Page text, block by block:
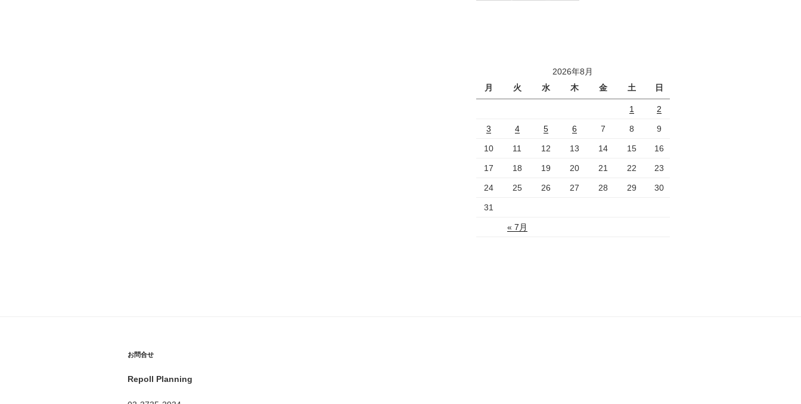
2026年8月
月
火 水 木 金 土 日
« 7月
1 2
3 4 5 6 7 8 9
10 11 12 13 14 15 16
17 18 19 20 21 22 23
24 25 26 27 28 29 30
31
お問合せ
Repoll Planning